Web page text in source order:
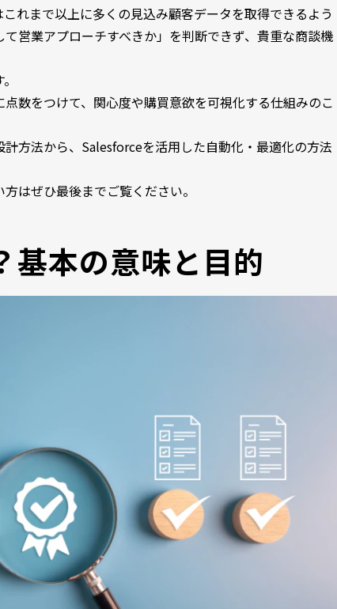
れまで以上に多くの見込み顧客データを取得できるよう
営業アプローチすべきか」を判断できず、貴重な商談機
数をつけて、関心度や購買意欲を可視化する仕組みのこ
方法から、Salesforceを活用した自動化・最適化の方法
はぜひ最後までご覧ください。
基本の意味と目的